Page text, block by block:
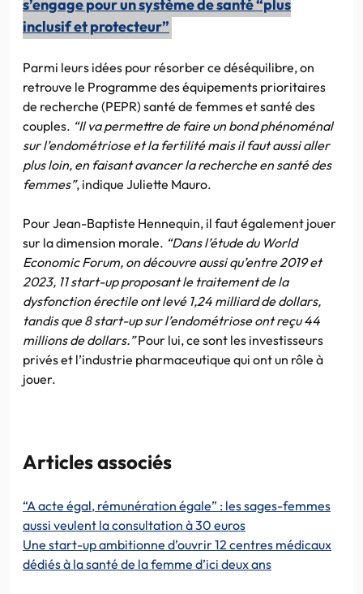
s’engage pour un système de santé “plus
inclusif et protecteur”
Parmi leurs idées pour résorber ce déséquilibre, on
retrouve le Programme des équipements prioritaires
de recherche (PEPR) santé de femmes et santé des
couples. “Il va permettre de faire un bond phénoménal
sur l’endométriose et la fertilité mais il faut aussi aller
plus loin, en faisant avancer la recherche en santé des
femmes”, indique Juliette Mauro.
Pour Jean-Baptiste Hennequin, il faut également jouer
sur la dimension morale. “Dans l’étude du World
Economic Forum, on découvre aussi qu’entre 2019 et
2023, 11 start-up proposant le traitement de la
dysfonction érectile ont levé 1,24 milliard de dollars,
tandis que 8 start-up sur l’endométriose ont reçu 44
millions de dollars.”Pour lui, ce sont les investisseurs
privés et l’industrie pharmaceutique qui ont un rôle à
jouer.
Articles associés
“A acte égal, rémunération égale” : les sages-femmes
aussi veulent la consultation à 30 euros
Une start-up ambitionne d’ouvrir 12 centres médicaux
dédiés à la santé de la femme d’ici deux ans